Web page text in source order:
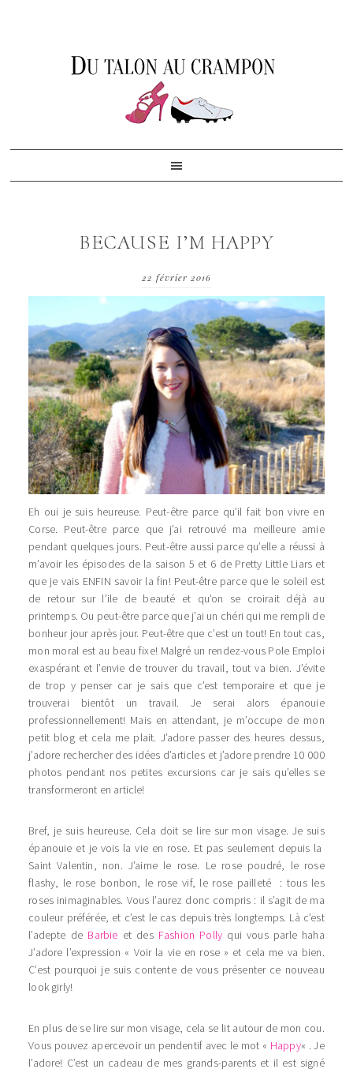
BECAUSE I’M HAPPY
22 février 2016
Eh oui je suis heureuse. Peut-être parce qu’il fait bon vivre en
Corse. Peut-être parce que j’ai retrouvé ma meilleure amie
pendant quelques jours. Peut-être aussi parce qu’elle a réussi à
m’avoir les épisodes de la saison 5 et 6 de Pretty Little Liars et
que je vais ENFIN savoir la fin! Peut-être parce que le soleil est
de retour sur l’ile de beauté et qu’on se croirait déjà au
printemps. Ou peut-être parce que j’ai un chéri qui me rempli de
bonheur jour après jour. Peut-être que c’est un tout! En tout cas,
mon moral est au beau fixe! Malgré un rendez-vous Pole Emploi
exaspérant et l’envie de trouver du travail, tout va bien. J’évite
de trop y penser car je sais que c’est temporaire et que je
trouverai bientôt un travail. Je serai alors épanouie
professionnellement! Mais en attendant, je m’occupe de mon
petit blog et cela me plait. J’adore passer des heures dessus,
j’adore rechercher des idées d’articles et j’adore prendre 10 000
photos pendant nos petites excursions car je sais qu’elles se
transformeront en article!
Bref, je suis heureuse. Cela doit se lire sur mon visage. Je suis
épanouie et je vois la vie en rose. Et pas seulement depuis la
Saint Valentin, non. J’aime le rose. Le rose poudré, le rose
flashy, le rose bonbon, le rose vif, le rose pailleté : tous les
roses inimaginables. Vous l’aurez donc compris : il s’agit de ma
couleur préférée, et c’est le cas depuis très longtemps. Là c’est
l’adepte de Barbie et des Fashion Polly qui vous parle haha
J’adore l’expression « Voir la vie en rose » et cela me va bien.
C’est pourquoi je suis contente de vous présenter ce nouveau
look girly!
En plus de se lire sur mon visage, cela se lit autour de mon cou.
Vous pouvez apercevoir un pendentif avec le mot « Happy« . Je
l’adore! C’est un cadeau de mes grands-parents et il est signé